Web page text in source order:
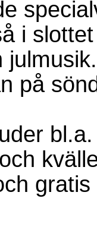
i
julmusik.
på